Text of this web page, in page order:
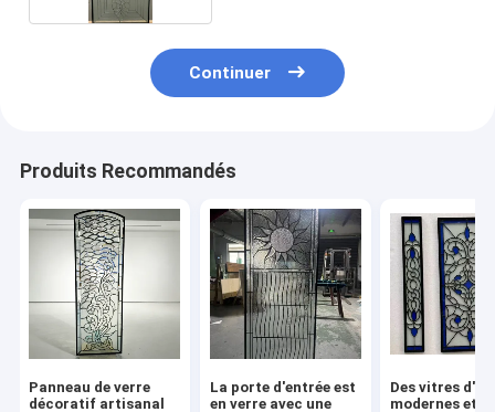
Continuer
Produits Recommandés
Panneau de verre
décoratif artisanal
La porte d'entrée est
en verre avec une
Des vitres
modernes et